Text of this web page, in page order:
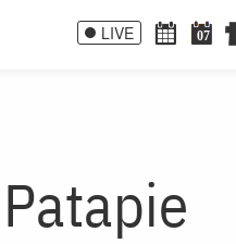
LIVE 07